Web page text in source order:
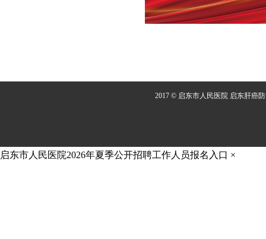
2017 © 启东市人民医院 启东肝癌
启东市人民医院2026年夏季公开招聘工作人员报名入口 ×